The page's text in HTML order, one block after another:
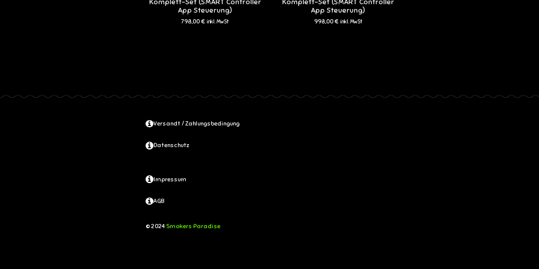
Komplett-Set (SMART Controller
App Steuerung)
798,00 € inkl. MwSt
Komplett-Set (SMART Controller
App Steuerung)
998,00 € inkl. MwSt
Versandt / Zahlungsbedingung
Datenschutz
Impressum
AGB
© 2024 Smokers Paradise